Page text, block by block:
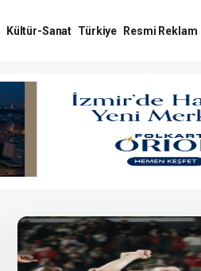
Kültür-Sanat Türkiye Resmi Reklam